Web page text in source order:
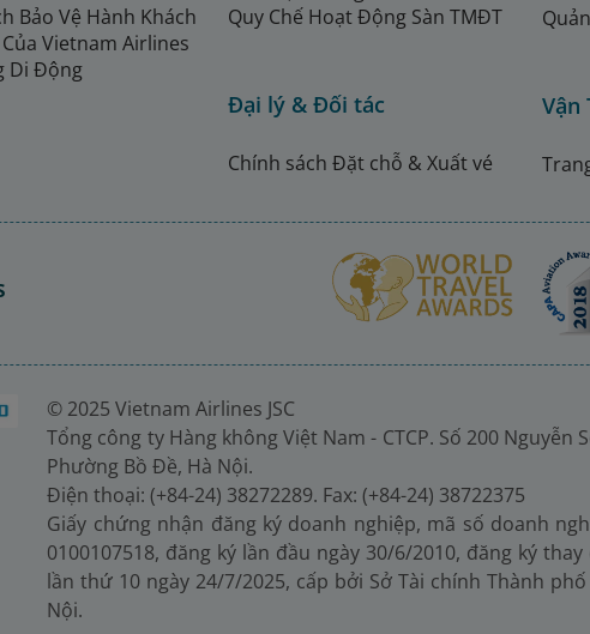
Bảo Vệ Hành Khách
Vietnam Airlines
Di Động
Quy Chế Hoạt Động Sàn TMĐT
Đại lý & Đối tác
Chính sách Đặt chỗ & Xuất vé
Vận
© 2025 Vietnam Airlines JSC
Tổng công ty Hàng không Việt Nam - CTCP. Số 200 Nguyễn
Phường Bồ Đề, Hà Nội.
Điện thoại: (+84-24) 38272289. Fax: (+84-24) 38722375
Giấy chứng nhận đăng ký doanh nghiệp, mã số doanh
0100107518, đăng ký lần đầu ngày 30/6/2010, đăng ký thay
lần thứ 10 ngày 24/7/2025, cấp bởi Sở Tài chính Thành phố
Nội.